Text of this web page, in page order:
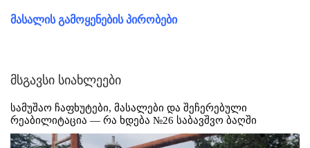
მასალის გამოყენების პირობები
მსგავსი სიახლეები
სამუშაო ჩაფხუტები, მასალები და შეჩერებული
რეაბილიტაცია — რა ხდება №26 საბავშვო ბაღში